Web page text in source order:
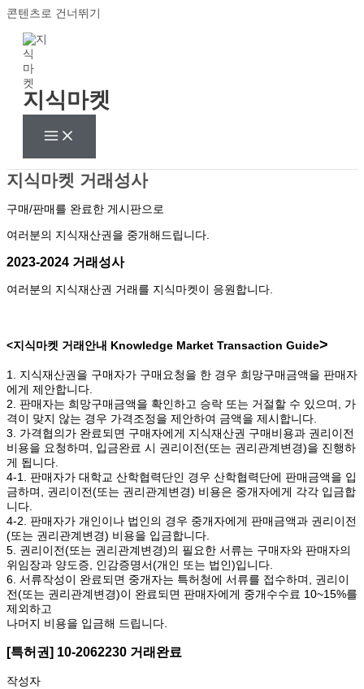
콘텐츠로 건너뛰기
지식마켓
지식마켓 거래성사
구매/판매를 완료한 게시판으로
여러분의 지식재산권을 중개해드립니다.
2023-2024 거래성사
여러분의 지식재산권 거래를 지식마켓이 응원합니다.
<지식마켓 거래안내 Knowledge Market Transaction Guide>
1. 지식재산권을 구매자가 구매요청을 한 경우 희망구매금액을 판매자
에게 제안합니다.
2. 판매자는 희망구매금액을 확인하고 승락 또는 거절할 수 있으며, 가
격이 맞지 않는 경우 가격조정을 제안하여 금액을 제시합니다.
3. 가격협의가 완료되면 구매자에게 지식재산권 구매비용과 권리이전
비용을 요청하며, 입금완료 시 권리이전(또는 권리관계변경)을 진행하
게 됩니다.
4-1. 판매자가 대학교 산학협력단인 경우 산학협력단에 판매금액을 입
금하며, 권리이전(또는 권리관계변경) 비용은 중개자에게 각각 입금합
니다.
4-2. 판매자가 개인이나 법인의 경우 중개자에게 판매금액과 권리이전
(또는 권리관계변경) 비용을 입금합니다.
5. 권리이전(또는 권리관계변경)의 필요한 서류는 구매자와 판매자의
위임장과 양도증, 인감증명서(개인 또는 법인)입니다.
6. 서류작성이 완료되면 중개자는 특허청에 서류를 접수하며, 권리이
전(또는 권리관계변경)이 완료되면 판매자에게 중개수수료 10~15%를
제외하고
나머지 비용을 입금해 드립니다.
[특허권] 10-2062230 거래완료
작성자